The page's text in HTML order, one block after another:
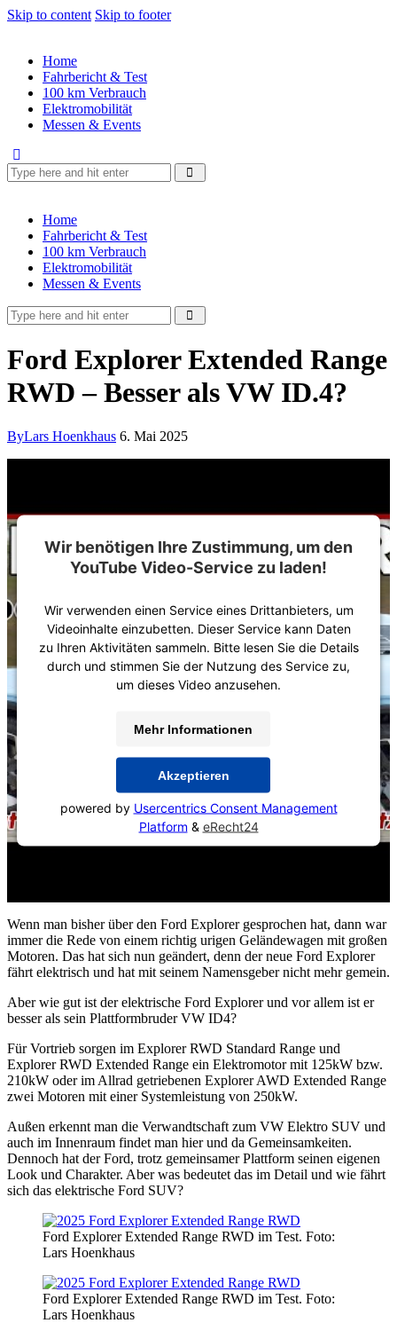
Skip to content Skip to footer
Home
Fahrbericht & Test
100 km Verbrauch
Elektromobilität
Messen & Events
Home
Fahrbericht & Test
100 km Verbrauch
Elektromobilität
Messen & Events
Ford Explorer Extended Range
RWD – Besser als VW ID.4?
ByLars Hoenkhaus 6. Mai 2025
Wir benötigen Ihre Zustimmung, um den
YouTube Video-Service zu laden!
Wir verwenden einen Service eines Drittanbieters, um
Videoinhalte einzubetten. Dieser Service kann Daten
zu Ihren Aktivitäten sammeln. Bitte lesen Sie die Details
durch und stimmen Sie der Nutzung des Service zu,
um dieses Video anzusehen.
Mehr Informationen
Akzeptieren
powered by Usercentrics Consent Management
Platform & eRecht24
Wenn man bisher über den Ford Explorer gesprochen hat, dann war
immer die Rede von einem richtig urigen Geländewagen mit großen
Motoren. Das hat sich nun geändert, denn der neue Ford Explorer
fährt elektrisch und hat mit seinem Namensgeber nicht mehr gemein.
Aber wie gut ist der elektrische Ford Explorer und vor allem ist er
besser als sein Plattformbruder VW ID4?
Für Vortrieb sorgen im Explorer RWD Standard Range und
Explorer RWD Extended Range ein Elektromotor mit 125kW bzw.
210kW oder im Allrad getriebenen Explorer AWD Extended Range
zwei Motoren mit einer Systemleistung von 250kW.
Außen erkennt man die Verwandtschaft zum VW Elektro SUV und
auch im Innenraum findet man hier und da Gemeinsamkeiten.
Dennoch hat der Ford, trotz gemeinsamer Plattform seinen eigenen
Look und Charakter. Aber was bedeutet das im Detail und wie fährt
sich das elektrische Ford SUV?
Ford Explorer Extended Range RWD im Test. Foto:
Lars Hoenkhaus
Ford Explorer Extended Range RWD im Test. Foto:
Lars Hoenkhaus